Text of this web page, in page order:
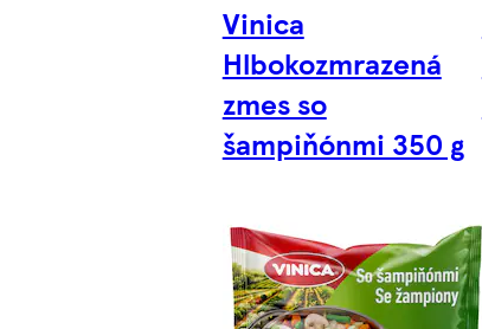
Vinica
Hlbokozmrazená
zmes so
šampiňónmi 350 g